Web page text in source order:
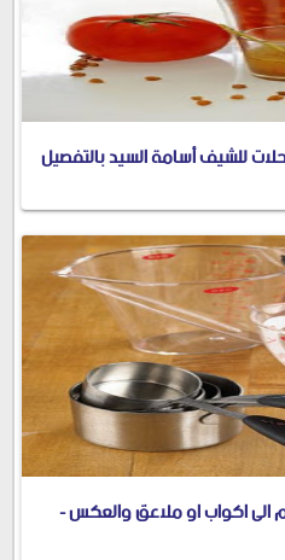
للشيف أسامة السيد بالتفصيل
الى اكواب او ملاعق والعكس -